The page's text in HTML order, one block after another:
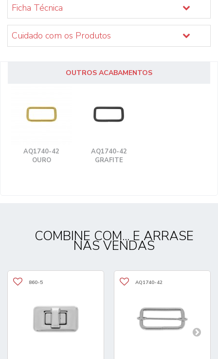
Ficha Técnica
Cuidado com os Produtos
OUTROS ACABAMENTOS
AQ1740-42
OURO
AQ1740-42
GRAFITE
COMBINE COM... E ARRASE
NAS VENDAS
860-5 AQ1740-42